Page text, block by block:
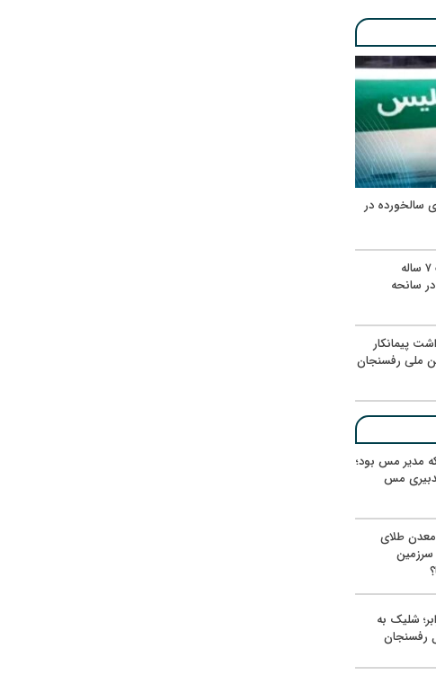
سالخورده در
فوت کودک ۷ ساله
سانحه
پیمانکار
ملی رفسنجان
مدیر مس بود؛
مس
طلای
سرزمین
شلیک به
رفسنجان